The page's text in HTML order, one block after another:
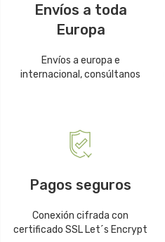
Envíos a toda
Europa
Envíos a europa e
internacional, consúltanos
Pagos seguros
Conexión cifrada con
certificado SSL Let´s Encrypt